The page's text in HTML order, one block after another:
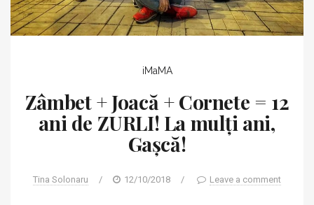
iMaMA
Zâmbet + Joacă + Cornete = 12
ani de ZURLI! La mulți ani,
Gașcă!
Tina Solonaru / 12/10/2018 / Leave a comment